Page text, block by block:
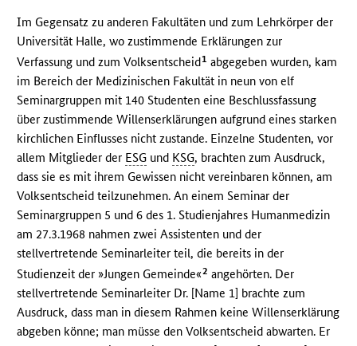
Im Gegensatz zu anderen Fakultäten und zum Lehrkörper der
Universität Halle, wo zustimmende Erklärungen zur
Verfassung und zum Volksentscheid1 abgegeben wurden, kam
im Bereich der Medizinischen Fakultät in neun von elf
Seminargruppen mit 140 Studenten eine Beschlussfassung
über zustimmende Willenserklärungen aufgrund eines starken
kirchlichen Einflusses nicht zustande. Einzelne Studenten, vor
allem Mitglieder der ESG und KSG, brachten zum Ausdruck,
dass sie es mit ihrem Gewissen nicht vereinbaren können, am
Volksentscheid teilzunehmen. An einem Seminar der
Seminargruppen 5 und 6 des 1. Studienjahres Humanmedizin
am 27.3.1968 nahmen zwei Assistenten und der
stellvertretende Seminarleiter teil, die bereits in der
Studienzeit der »Jungen Gemeinde«2 angehörten. Der
stellvertretende Seminarleiter Dr. [Name 1] brachte zum
Ausdruck, dass man in diesem Rahmen keine Willenserklärung
abgeben könne; man müsse den Volksentscheid abwarten. Er